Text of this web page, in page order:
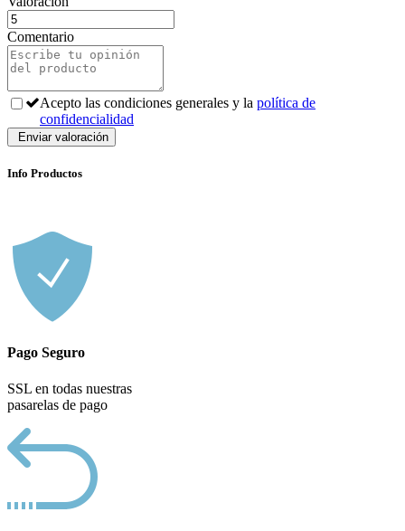
Comentario
Acepto las condiciones generales y la política de
confidencialidad
Info Productos
Pago Seguro
SSL en todas nuestras
pasarelas de pago